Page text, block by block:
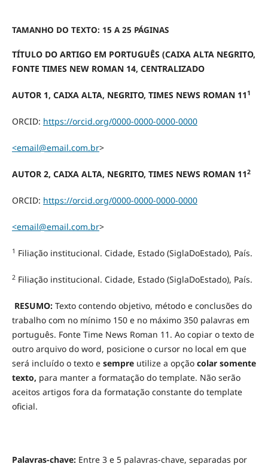
TAMANHO DO TEXTO: 15 A 25 PÁGINAS
TÍTULO DO ARTIGO EM PORTUGUÊS (CAIXA ALTA NEGRITO,
FONTE TIMES NEW ROMAN 14, CENTRALIZADO
AUTOR 1, CAIXA ALTA, NEGRITO, TIMES NEWS ROMAN 111
ORCID: https://orcid.org/0000-0000-0000-0000
<email@email.com.br>
AUTOR 2, CAIXA ALTA, NEGRITO, TIMES NEWS ROMAN 112
ORCID: https://orcid.org/0000-0000-0000-0000
<email@email.com.br>
1 Filiação institucional. Cidade, Estado (SiglaDoEstado), País.
2Filiação institucional. Cidade, Estado (SiglaDoEstado), País.
RESUMO: Texto contendo objetivo, método e conclusões do
trabalho com no mínimo 150 e no máximo 350 palavras em
português. Fonte Time News Roman 11. Ao copiar o texto de
outro arquivo do word, posicione o cursor no local em que
será incluído o texto e sempreutilize a opção colar somente
texto, para manter a formatação do template. Não serão
aceitos artigos fora da formatação constante do template
oficial.
Palavras-chave: Entre 3 e 5 palavras-chave, separadas por